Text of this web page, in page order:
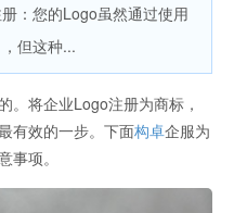
您的Logo虽然通过使用
但这种...
将企业Logo注册为商标，
有效的一步。下面构卓企服为
事项。